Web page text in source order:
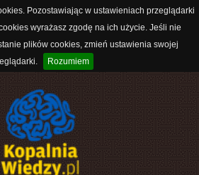
Pozostawiając w ustawieniach przeglądarki
wyrażasz zgodę na ich użycie. Jeśli nie
plików cookies, zmień ustawienia swojej
Rozumiem